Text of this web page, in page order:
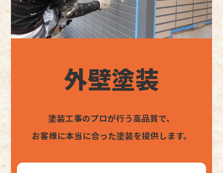
外壁塗装
塗装工事のプロが行う高品質で、
お客様に本当に合った塗装を提供します。